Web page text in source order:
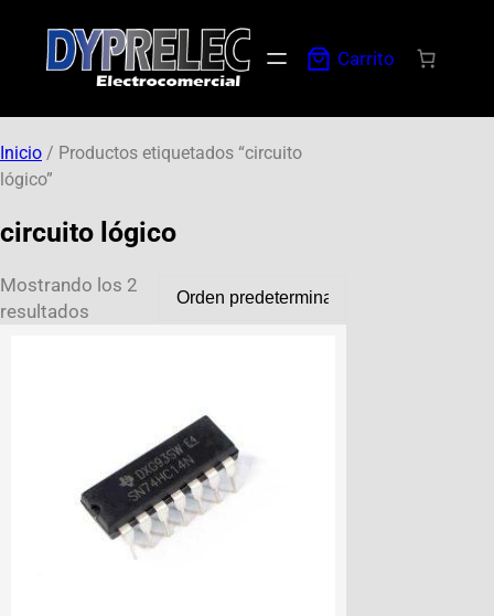
Carrito
Inicio / Productos etiquetados “circuito
lógico”
circuito lógico
Mostrando los 2
resultados